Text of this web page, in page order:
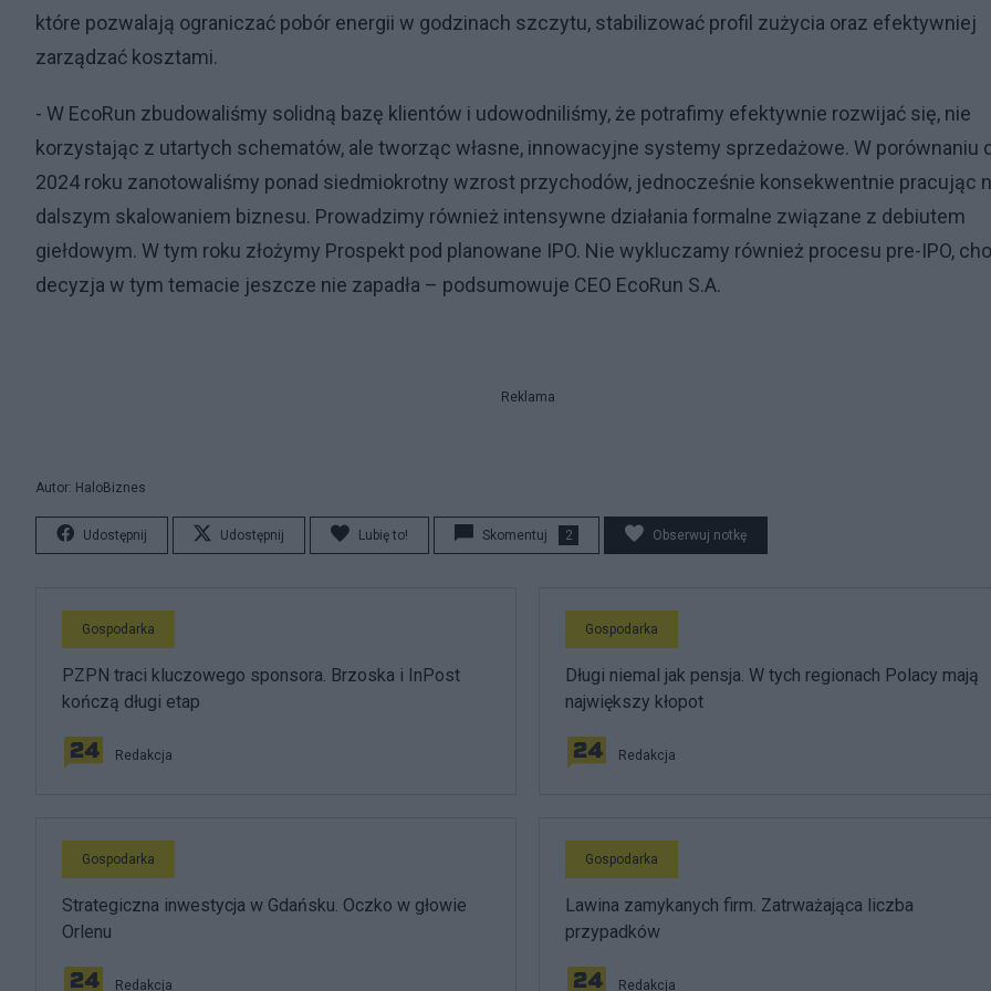
które pozwalają ograniczać pobór energii w godzinach szczytu, stabilizować profil zużycia oraz efektywniej
zarządzać kosztami.
- W EcoRun zbudowaliśmy solidną bazę klientów i udowodniliśmy, że potrafimy efektywnie rozwijać się, nie
korzystając z utartych schematów, ale tworząc własne, innowacyjne systemy sprzedażowe. W porównaniu
2024 roku zanotowaliśmy ponad siedmiokrotny wzrost przychodów, jednocześnie konsekwentnie pracując
dalszym skalowaniem biznesu. Prowadzimy również intensywne działania formalne związane z debiutem
giełdowym. W tym roku złożymy Prospekt pod planowane IPO. Nie wykluczamy również procesu pre-IPO,
decyzja w tym temacie jeszcze nie zapadła – podsumowuje CEO EcoRun S.A.
Reklama
Autor: HaloBiznes
Udostępnij Udostępnij Lubię to! Skomentuj 2 Obserwuj notkę
Gospodarka
PZPN traci kluczowego sponsora. Brzoska i InPost
kończą długi etap
Redakcja
Gospodarka
Długi niemal jak pensja. W tych regionach Polacy mają
największy kłopot
Redakcja
Gospodarka
Strategiczna inwestycja w Gdańsku. Oczko w głowie
Orlenu
Redakcja
Gospodarka
Lawina zamykanych firm. Zatrważająca liczba
przypadków
Redakcja